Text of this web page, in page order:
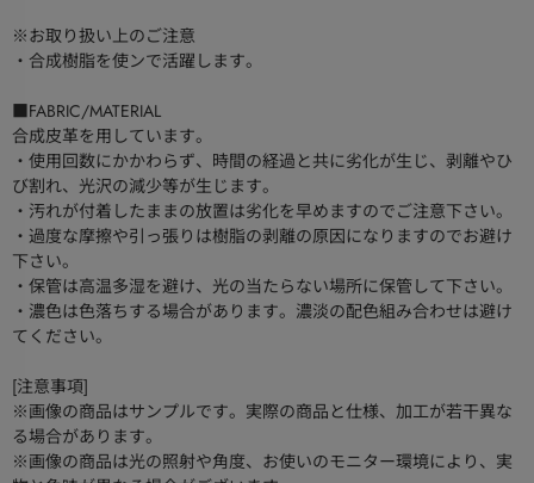
※お取り扱い上のご注意
・合成樹脂を使ンで活躍します。
■FABRIC/MATERIAL
合成皮革を用しています。
・使用回数にかかわらず、時間の経過と共に劣化が生じ、剥離やひ
び割れ、光沢の減少等が生じます。
・汚れが付着したままの放置は劣化を早めますのでご注意下さい。
・過度な摩擦や引っ張りは樹脂の剥離の原因になりますのでお避け
下さい。
・保管は高温多湿を避け、光の当たらない場所に保管して下さい。
・濃色は色落ちする場合があります。濃淡の配色組み合わせは避け
てください。
[注意事項]
※画像の商品はサンプルです。実際の商品と仕様、加工が若干異な
る場合があります。
※画像の商品は光の照射や角度、お使いのモニター環境により、実